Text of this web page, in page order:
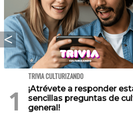
TRIVIA CULTURIZANDO
¡Atrévete a responder
sencillas preguntas de
general!